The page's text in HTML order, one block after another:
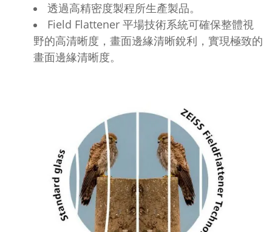
透過高精密度製程所生產製品。
Field Flattener 平場技術系統可確保整體視
野的高清晰度，畫面邊緣清晰銳利，實現極致的
畫面邊緣清晰度。